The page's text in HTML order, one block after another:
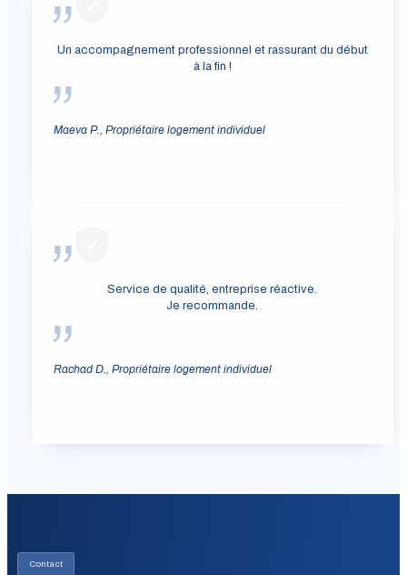
Un accompagnement professionnel et rassurant du début
à la fin !
Maeva P., Propriétaire logement individuel
Service de qualité, entreprise réactive.
Je recommande.
Rachad D., Propriétaire logement individuel
Contact